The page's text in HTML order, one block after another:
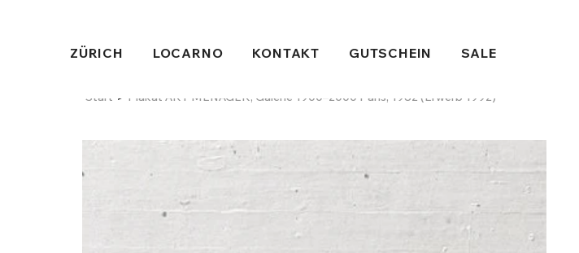
ZÜRICH LOCARNO KONTAKT GUTSCHEIN SALE
Start > Plakat ART MENAGER, Galerie 1900–2000 Paris, 1982 (Erwerb 1992)